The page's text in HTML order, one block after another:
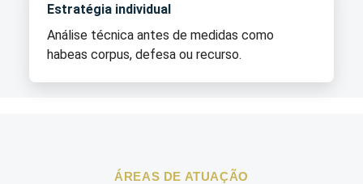
Estratégia individual
Análise técnica antes de medidas como
habeas corpus, defesa ou recurso.
ÁREAS DE ATUAÇÃO